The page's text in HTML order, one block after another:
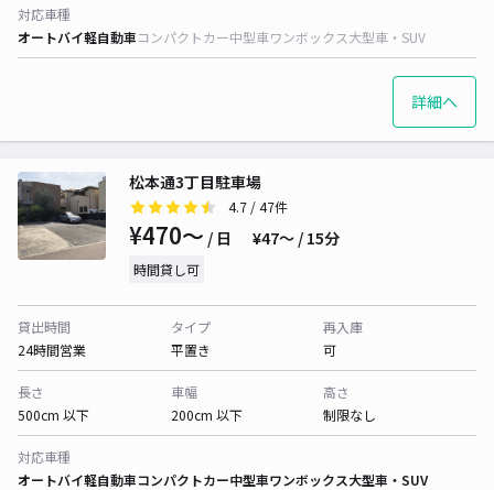
対応車種
オートバイ軽自動車コンパクトカー中型車ワンボックス大型車・SUV
詳細へ
松本通3丁目駐車場
4.7 / 47件
¥470〜 / 日 ¥47〜 / 15分
時間貸し可
貸出時間
24時間営業
タイプ
平置き
再入庫
可
長さ
500cm 以下
車幅
200cm 以下
高さ
制限なし
対応車種
オートバイ軽自動車コンパクトカー中型車ワンボックス大型車・SUV